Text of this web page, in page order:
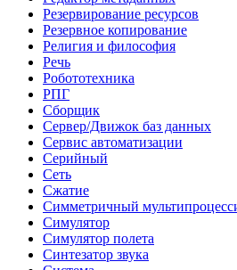
Резервирование ресурсов
Резервное копирование
Религия и философия
Речь
Робототехника
РПГ
Сборщик
Сервер/Движок баз данных
Сервис автоматизации
Серийный
Сеть
Сжатие
Симметричный
Симулятор
Симулятор полета
Синтезатор звука